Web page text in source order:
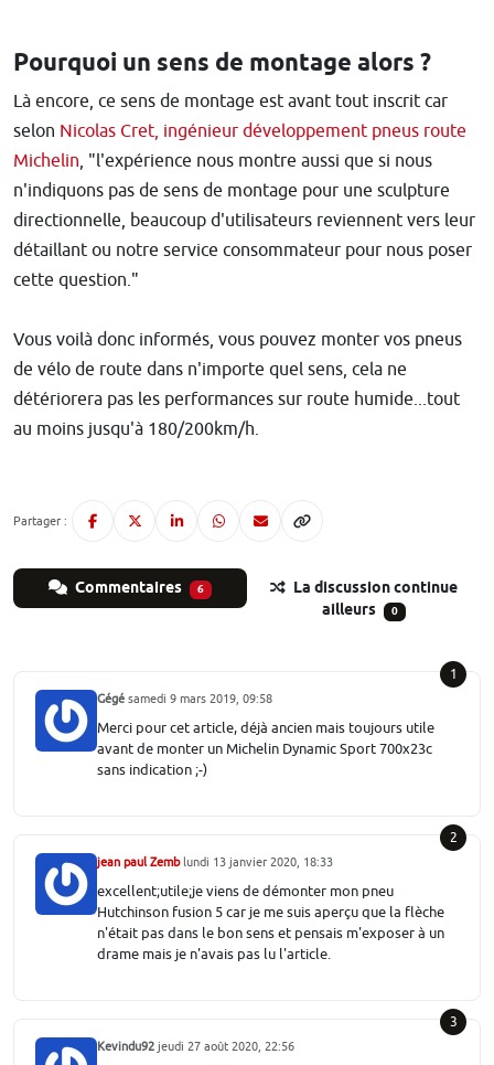
Pourquoi un sens de montage alors ?
Là encore, ce sens de montage est avant tout inscrit car
selon Nicolas Cret, ingénieur développement pneus route
Michelin, "l'expérience nous montre aussi que si nous
n'indiquons pas de sens de montage pour une sculpture
directionnelle, beaucoup d'utilisateurs reviennent vers leur
détaillant ou notre service consommateur pour nous poser
cette question."
Vous voilà donc informés, vous pouvez monter vos pneus
de vélo de route dans n'importe quel sens, cela ne
détériorera pas les performances sur route humide...tout
au moins jusqu'à 180/200km/h.
Partager :
Commentaires 6
La discussion continue
ailleurs
0
1
Gégé samedi 9 mars 2019, 09:58
Merci pour cet article, déjà ancien mais toujours utile
avant de monter un Michelin Dynamic Sport 700x23c
sans indication ;-)
2
jean paul Zemblundi 13 janvier 2020, 18:33
excellent;utile;je viens de démonter mon pneu
Hutchinson fusion 5 car je me suis aperçu que la flèche
n'était pas dans le bon sens et pensais m'exposer à un
drame mais je n'avais pas lu l'article.
3
Kevindu92 jeudi 27 août 2020, 22:56